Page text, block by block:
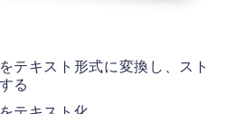
テキスト形式に変換し、スト
る